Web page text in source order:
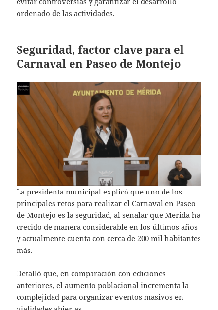
ordenado de las actividades.
Seguridad, factor clave para el
Carnaval en Paseo de Montejo
La presidenta municipal explicó que uno de los
principales retos para realizar el Carnaval en Paseo
de Montejo es la seguridad, al señalar que Mérida ha
crecido de manera considerable en los últimos años
y actualmente cuenta con cerca de 200 mil habitantes
más.
Detalló que, en comparación con ediciones
anteriores, el aumento poblacional incrementa la
complejidad para organizar eventos masivos en